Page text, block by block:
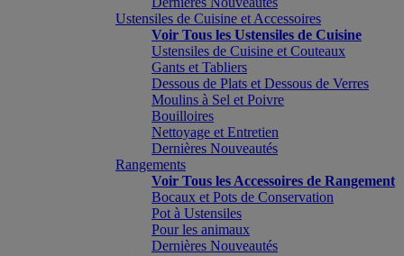
Ustensiles de Cuisine et Accessoires
Voir Tous les Ustensiles de Cuisine
Ustensiles de Cuisine et Couteaux
Gants et Tabliers
Dessous de Plats et Dessous de Verres
Moulins à Sel et Poivre
Bouilloires
Nettoyage et Entretien
Dernières Nouveautés
Rangements
Voir Tous les Accessoires de Rangement
Bocaux et Pots de Conservation
Pot à Ustensiles
Pour les animaux
Dernières Nouveautés